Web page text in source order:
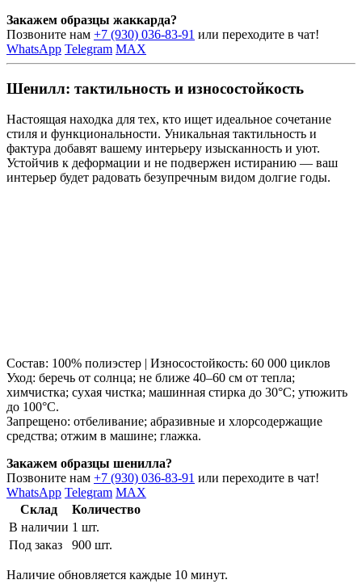
Закажем образцы жаккарда?
Позвоните нам +7 (930) 036-83-91 или переходите в чат!
WhatsApp Telegram MAX
Шенилл: тактильность и износостойкость
Настоящая находка для тех, кто ищет идеальное сочетание
стиля и функциональности. Уникальная тактильность и
фактура добавят вашему интерьеру изысканность и уют.
Устойчив к деформации и не подвержен истиранию — ваш
интерьер будет радовать безупречным видом долгие годы.
Состав: 100% полиэстер | Износостойкость: 60 000 циклов
Уход: беречь от солнца; не ближе 40–60 см от тепла;
химчистка; сухая чистка; машинная стирка до 30°C; утюжить
до 100°C.
Запрещено: отбеливание; абразивные и хлорсодержащие
средства; отжим в машине; глажка.
Закажем образцы шенилла?
Позвоните нам +7 (930) 036-83-91 или переходите в чат!
WhatsApp Telegram MAX
Склад
Количество
В наличии 1 шт.
Под заказ
900 шт.
Наличие обновляется каждые 10 минут.